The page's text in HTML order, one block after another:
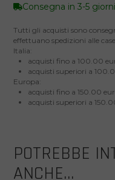
Consegna in 3-5
Tutti gli acquisti sono
effettuano spedizioni alle
Italia:
acquisti fino a 100.00
acquisti superiori a
Europa:
acquisti fino a 150.00
acquisti superiori a
POTREBBE
ANCHE...